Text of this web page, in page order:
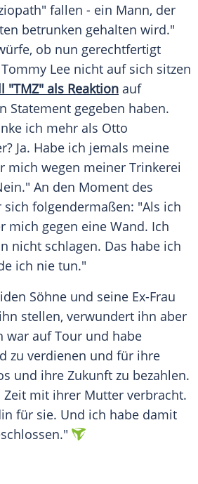
fallen - ein Mann, der
betrunken gehalten wird."
ob nun gerechtfertigt
Tommy Lee nicht auf sich sitzen
"TMZ" als Reaktion auf
Statement gegeben haben.
ich mehr als Otto
Ja. Habe ich jemals meine
mich wegen meiner Trinkerei
An den Moment des
folgendermaßen: "Als ich
mich gegen eine Wand. Ich
nicht schlagen. Das habe ich
ich nie tun."
Söhne und seine Ex-Frau
stellen, verwundert ihn aber
war auf Tour und habe
zu verdienen und für ihre
und ihre Zukunft zu bezahlen.
Zeit mit ihrer Mutter verbracht.
für sie. Und ich habe damit